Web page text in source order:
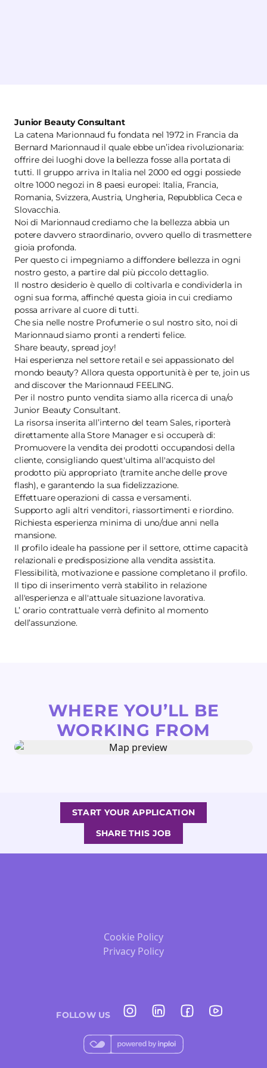
Junior Beauty Consultant
La catena Marionnaud fu fondata nel 1972 in Francia da
Bernard Marionnaud il quale ebbe un’idea rivoluzionaria:
offrire dei luoghi dove la bellezza fosse alla portata di
tutti. Il gruppo arriva in Italia nel 2000 ed oggi possiede
oltre 1000 negozi in 8 paesi europei: Italia, Francia,
Romania, Svizzera, Austria, Ungheria, Repubblica Ceca e
Slovacchia.
Noi di Marionnaud crediamo che la bellezza abbia un
potere davvero straordinario, ovvero quello di trasmettere
gioia profonda.
Per questo ci impegniamo a diffondere bellezza in ogni
nostro gesto, a partire dal più piccolo dettaglio.
Il nostro desiderio è quello di coltivarla e condividerla in
ogni sua forma, affinché questa gioia in cui crediamo
possa arrivare al cuore di tutti.
Che sia nelle nostre Profumerie o sul nostro sito, noi di
Marionnaud siamo pronti a renderti felice.
Share beauty, spread joy!
Hai esperienza nel settore retail e sei appassionato del
mondo beauty? Allora questa opportunità è per te, join us
and discover the Marionnaud FEELING.
Per il nostro punto vendita siamo alla ricerca di una/o
Junior Beauty Consultant.
La risorsa inserita all’interno del team Sales, riporterà
direttamente alla Store Manager e si occuperà di:
Promuovere la vendita dei prodotti occupandosi della
cliente, consigliando quest'ultima all'acquisto del
prodotto più appropriato (tramite anche delle prove
flash), e garantendo la sua fidelizzazione.
Effettuare operazioni di cassa e versamenti.
Supporto agli altri venditori, riassortimenti e riordino.
Richiesta esperienza minima di uno/due anni nella
mansione.
Il profilo ideale ha passione per il settore, ottime capacità
relazionali e predisposizione alla vendita assistita.
Flessibilità, motivazione e passione completano il profilo.
Il tipo di inserimento verrà stabilito in relazione
all'esperienza e all'attuale situazione lavorativa.
L’ orario contrattuale verrà definito al momento
dell’assunzione.
WHERE YOU’LL BE
WORKING FROM
START YOUR APPLICATION
SHARE THIS JOB
Cookie Policy
Privacy Policy
FOLLOW US